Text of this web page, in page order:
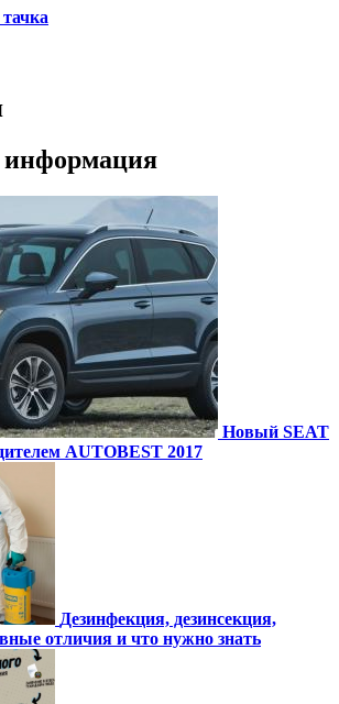
информация
Новый SEAT
AUTOBEST 2017
Дезинфекция, дезинсекция,
отличия и что нужно знать